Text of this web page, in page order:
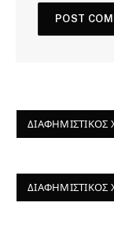
ΔΙΑΦΗΜΙΣΤΙΚΌΣ
ΔΙΑΦΗΜΙΣΤΙΚΌΣ